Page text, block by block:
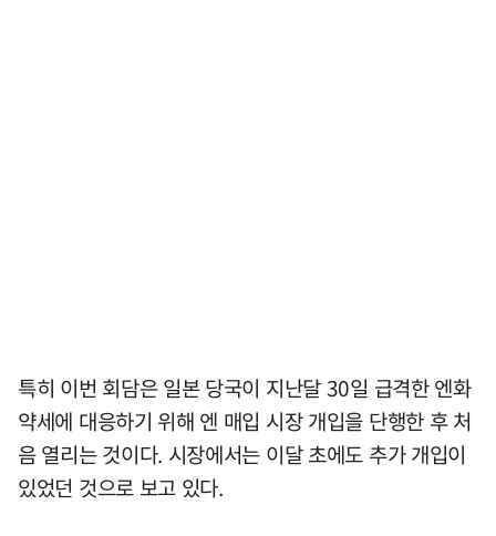
특히 이번 회담은 일본 당국이 지난달 30일 급격한 엔화
약세에 대응하기 위해 엔 매입 시장 개입을 단행한 후 처
음 열리는 것이다. 시장에서는 이달 초에도 추가 개입이
있었던 것으로 보고 있다.